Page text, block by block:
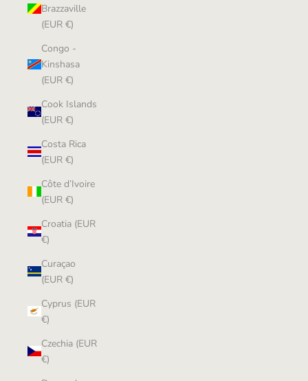
Brazzaville
(EUR €)
Congo -
Kinshasa
(EUR €)
Cook Islands
(EUR €)
Costa Rica
(EUR €)
Côte d’Ivoire
(EUR €)
Croatia (EUR
€)
Curaçao
(EUR €)
Cyprus (EUR
€)
Czechia (EUR
€)